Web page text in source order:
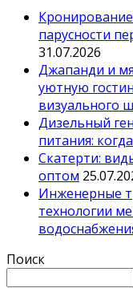
парусности
31.07.2026
Джапанди и
уютную
визуального
Дизельный
питания:
Скатерти:
оптом
Инженерные
технологии
Поиск